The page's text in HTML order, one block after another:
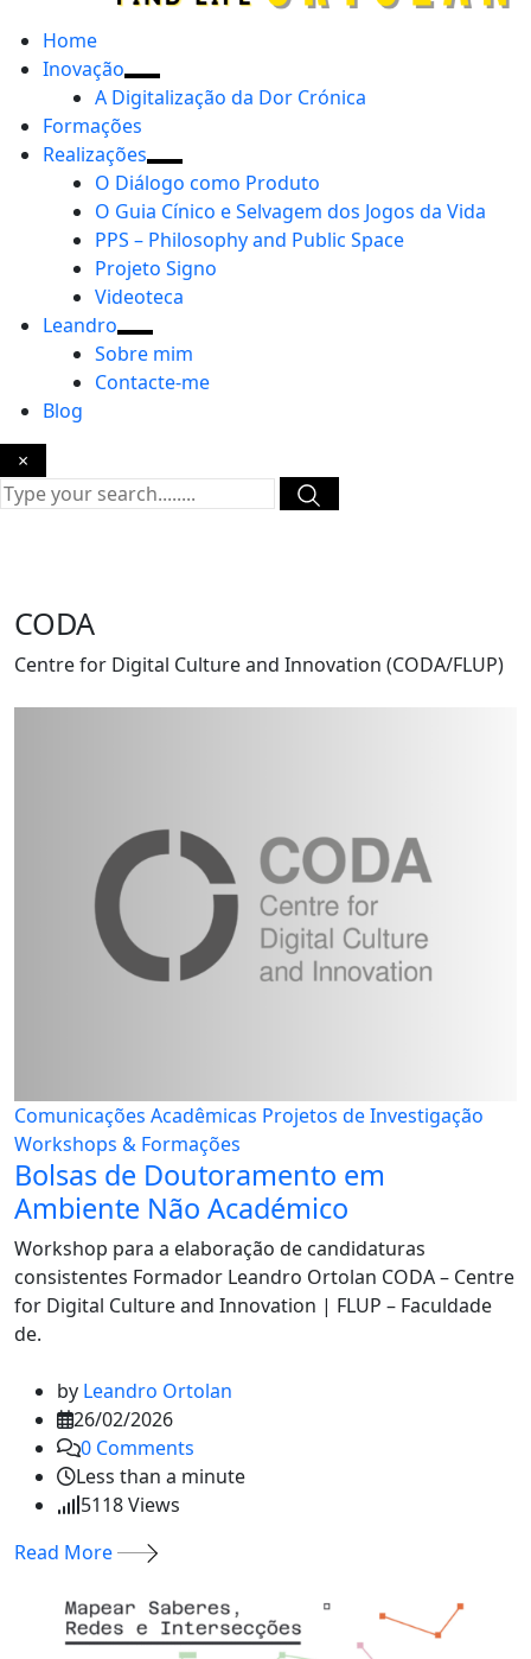
Home
Inovação
A Digitalização da Dor Crónica
Formações
Realizações
O Diálogo como Produto
O Guia Cínico e Selvagem dos Jogos da Vida
PPS – Philosophy and Public Space
Projeto Signo
Videoteca
Leandro
Sobre mim
Contacte-me
Blog
×
CODA
Centre for Digital Culture and Innovation (CODA/FLUP)
Comunicações Acadêmicas Projetos de Investigação
Workshops & Formações
Bolsas de Doutoramento em
Ambiente Não Académico
Workshop para a elaboração de candidaturas
consistentes Formador Leandro Ortolan CODA – Centre
for Digital Culture and Innovation | FLUP – Faculdade
de.
by Leandro Ortolan
26/02/2026
0 Comments
Less than a minute
5118Views
Read More